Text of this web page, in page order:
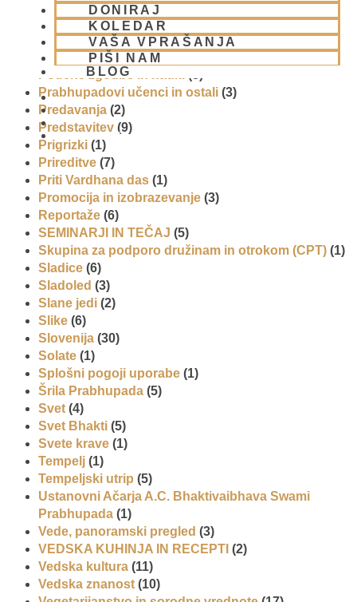
DONIRAJ
KOLEDAR
VAŠA VPRAŠANJA
PIŠI NAM
BLOG
01 431 21 24
Padajatra 2008(12)
PADAYATRA(3)
Pogosta vprašanja(2)
Popotovanja (1)
Poučne zgodbe in nauki
Prabhupadovi učenci in ostali (3)
Predavanja (2)
Predstavitev (9)
Prigrizki (1)
Prireditve (7)
Priti Vardhana das (1)
Promocija in izobrazevanje (3)
Reportaže (6)
SEMINARJI IN TEČAJ (5)
Skupina za podporo družinam in otrokom (CPT) (1)
Sladice (6)
Sladoled (3)
Slane jedi (2)
Slike (6)
Slovenija (30)
Solate (1)
Splošni pogoji uporabe (1)
Šrila Prabhupada (5)
Svet (4)
Svet Bhakti (5)
Svete krave (1)
Tempelj (1)
Tempeljski utrip (5)
Ustanovni Ačarja A.C. Bhaktivaibhava Swami
Prabhupada (1)
Vede, panoramski pregled (3)
VEDSKA KUHINJA IN RECEPTI (2)
Vedska kultura (11)
Vedska znanost (10)